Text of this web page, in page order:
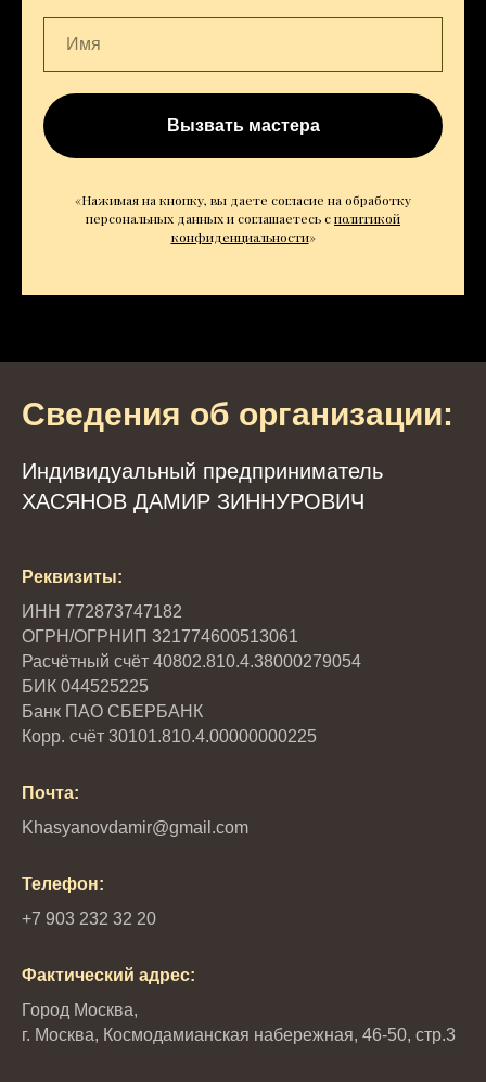
Вызвать мастера
«Нажимая на кнопку, вы даете согласие на обработку
персональных данных и соглашаетесь cполитикой
конфиденциальности»
Сведения об организации:
Индивидуальный предприниматель
ХАСЯНОВ ДАМИР ЗИННУРОВИЧ
Реквизиты:
ИНН 772873747182
ОГРН/ОГРНИП 321774600513061
Расчётный счёт 40802.810.4.38000279054
БИК 044525225
Банк ПАО СБЕРБАНК
Корр. счёт 30101.810.4.00000000225
Почта:
Khasyanovdamir@gmail.com
Телефон:
+7 903 232 32 20
Фактический адрес:
Город Москва,
г. Москва, Космодамианская набережная, 46-50, стр.3